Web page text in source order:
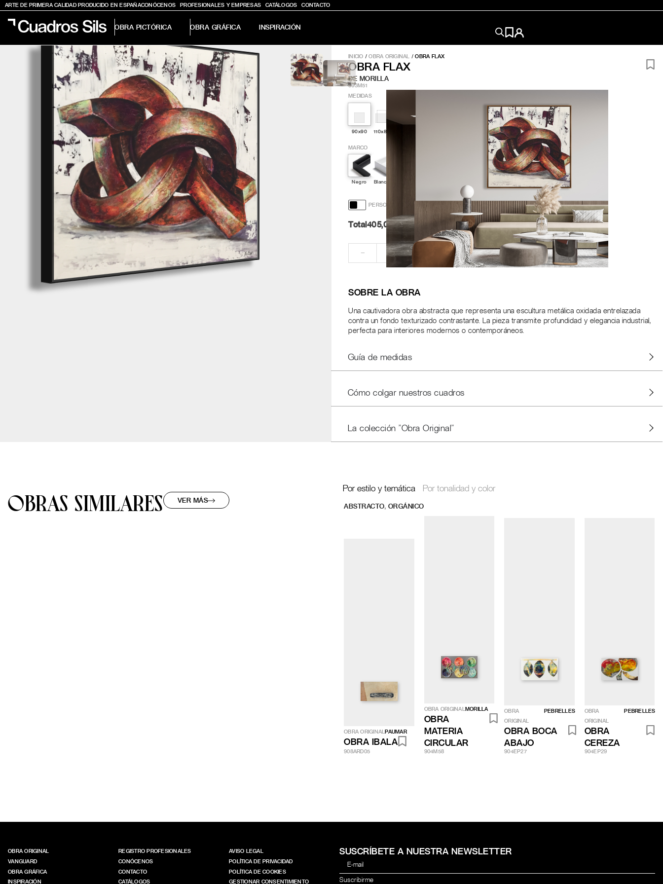
ARTE DE PRIMERA CALIDAD PRODUCIDO EN ESPAÑACONÓCENOS PROFESIONALES Y EMPRESAS CATÁLOGOS CONTACTO
OBRA PICTÓRICA OBRA GRÁFICA INSPIRACIÓN
Obra Pictórica
Obra Gráfica
Crea tu pared
Conócenos
TELÉFONO
INICIO /OBRA ORIGINAL /OBRA FLAX
OBRA FLAX
DE MORILLA
903M51
MEDIDAS
90x90 110x80 150x150 180x94 190X150200X120
PERSONALIZACIÓN Y DISEÑO
MARCO
Negro Blanco
Total405,00Pt.
−
REGÍSTRATE PARA AÑADIR AL CARRITO
SOBRE LA OBRA
Una cautivadora obra abstracta que representa una escultura metálica oxidada entrelazada
contra un fondo texturizado contrastante. La pieza transmite profundidad y elegancia industrial,
perfecta para interiores modernos o contemporáneos.
Guía de medidas
Cómo colgar nuestros cuadros
La colección "Obra Original"
OBRAS SIMILARES VER MÁS
Por estilo y temática Por tonalidad y color
ABSTRACTO, ORGÁNICO
OBRA ORIGINALPAUMAR
OBRA IBALA
908ARD05
OBRA ORIGINAL MORILLA
OBRA
MATERIA
CIRCULAR
904M58
OBRA
ORIGINAL
PEBRELLES
OBRA BOCA
ABAJO
904EP27
OBRA
ORIGINAL
PEBRELLES
OBRA
CEREZA
904EP29
OBRA ORIGINAL
VANGUARD
OBRA GRÁFICA
INSPIRACIÓN
REGISTRO PROFESIONALES
CONÓCENOS
CONTACTO
CATÁLOGOS
AVISO LEGAL
POLÍTICA DE PRIVACIDAD
POLÍTICA DE COOKIES
GESTIONAR CONSENTIMIENTO
SUSCRÍBETE A NUESTRA NEWSLETTER